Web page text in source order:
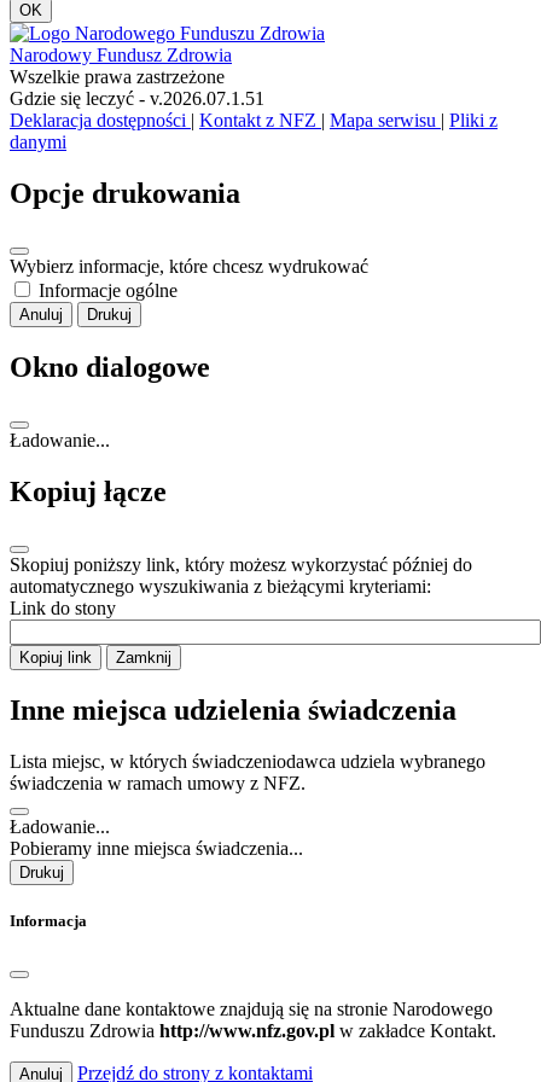
OK
Narodowy Fundusz Zdrowia
Wszelkie prawa zastrzeżone
Gdzie się leczyć - v.2026.07.1.51
Deklaracja dostępności | Kontakt z NFZ | Mapa serwisu | Pliki z
danymi
Opcje drukowania
Wybierz informacje, które chcesz wydrukować
Informacje ogólne
Anuluj Drukuj
Okno dialogowe
Ładowanie...
Kopiuj łącze
Skopiuj poniższy link, który możesz wykorzystać później do
automatycznego wyszukiwania z bieżącymi kryteriami:
Link do stony
Kopiuj link Zamknij
Inne miejsca udzielenia świadczenia
Lista miejsc, w których świadczeniodawca udziela wybranego
świadczenia w ramach umowy z NFZ.
Ładowanie...
Pobieramy inne miejsca świadczenia...
Drukuj
Informacja
Aktualne dane kontaktowe znajdują się na stronie Narodowego
Funduszu Zdrowia http://www.nfz.gov.pl w zakładce Kontakt.
Anuluj Przejdź do strony z kontaktami